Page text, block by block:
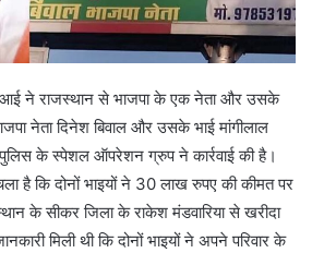
ने राजस्थान से भाजपा के एक नेता और उसके
नेता दिनेश बिवाल और उसके भाई मांगीलाल
के स्पेशल ऑपरेशन ग्रुप ने कार्रवाई की है।
है कि दोनों भाइयों ने 30 लाख रुपए की कीमत पर
के सीकर जिला के राकेश मंडवारिया से खरीदा
मिली थी कि दोनों भाइयों ने अपने परिवार के